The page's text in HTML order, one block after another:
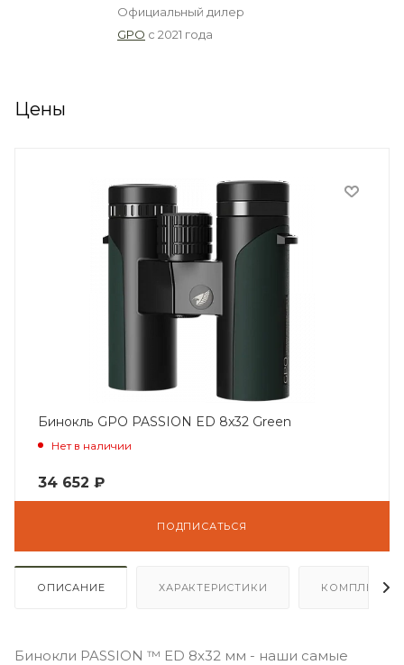
Официальный дилер
GPO с 2021 года
Цены
Бинокль GPO PASSION ED 8x32 Green
Нет в наличии
34 652 ₽
ПОДПИСАТЬСЯ
ОПИСАНИЕ ХАРАКТЕРИСТИКИ
Бинокли PASSION ™ ED 8x32 мм - наши самые